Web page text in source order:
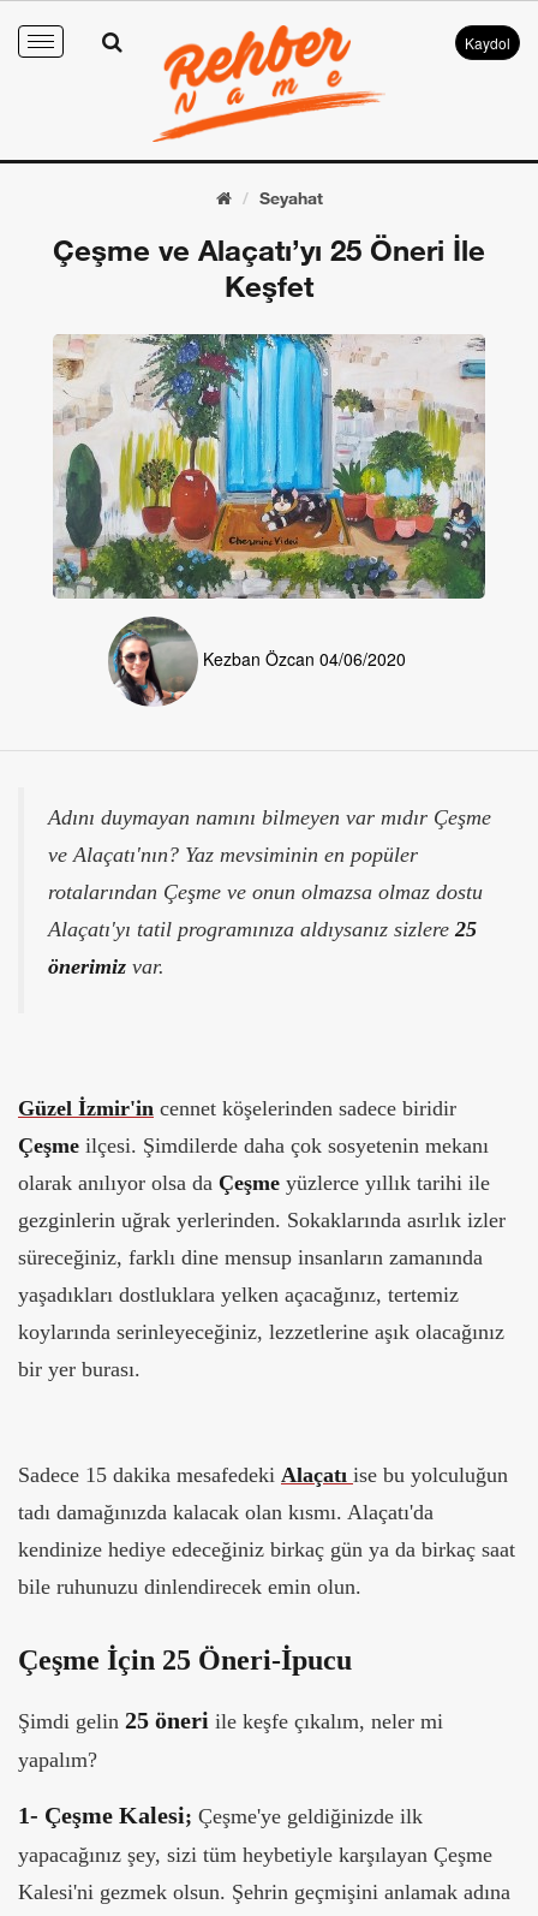
Toggle
Kaydol
Seyahat
Çeşme ve Alaçatı’yı 25 Öneri İle
Keşfet
Kezban Özcan 04/06/2020
Adını duymayan namını bilmeyen var mıdır Çeşme
ve Alaçatı'nın? Yaz mevsiminin en popüler
rotalarından Çeşme ve onun olmazsa olmaz dostu
Alaçatı'yı tatil programınıza aldıysanız sizlere25
önerimiz var.
Güzel İzmir'in cennet köşelerinden sadece biridir
Çeşme ilçesi. Şimdilerde daha çok sosyetenin mekanı
olarak anılıyor olsa da Çeşme yüzlerce yıllık tarihi ile
gezginlerin uğrak yerlerinden. Sokaklarında asırlık izler
süreceğiniz, farklı dine mensup insanların zamanında
yaşadıkları dostluklara yelken açacağınız, tertemiz
koylarında serinleyeceğiniz, lezzetlerine aşık olacağınız
bir yer burası.
Sadece 15 dakika mesafedeki Alaçatı ise bu yolculuğun
tadı damağınızda kalacak olan kısmı. Alaçatı'da
kendinize hediye edeceğiniz birkaç gün ya da birkaç saat
bile ruhunuzu dinlendirecek emin olun.
Çeşme İçin 25 Öneri-İpucu
Şimdi gelin 25 öneri ile keşfe çıkalım, neler mi
yapalım?
1- Çeşme Kalesi; Çeşme'ye geldiğinizde ilk
yapacağınız şey, sizi tüm heybetiyle karşılayan Çeşme
Kalesi'ni gezmek olsun. Şehrin geçmişini anlamak adına